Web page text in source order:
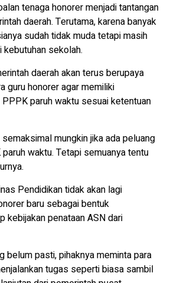
tenaga honorer menjadi tantangan
daerah. Terutama, karena banyak
sudah tidak muda tetapi masih
sekolah.
daerah akan terus berupaya
guru honorer agar memiliki
paruh waktu sesuai ketentuan
semaksimal mungkin jika ada peluang
waktu. Tetapi semuanya tentu
Pendidikan tidak akan lagi
baru sebagai bentuk
kebijakan penataan ASN dari
belum pasti, pihaknya meminta para
tugas seperti biasa sambil